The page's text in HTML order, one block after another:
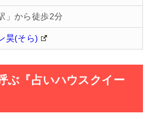
」から徒歩2分
昊(そら)
ぶ『占いハウスクイー